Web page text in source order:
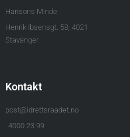
Hansons Minde
Henrik Ibsensgt. 58, 4021
Stavanger
Kontakt
post@idrettsraadet.no
4000 23 99